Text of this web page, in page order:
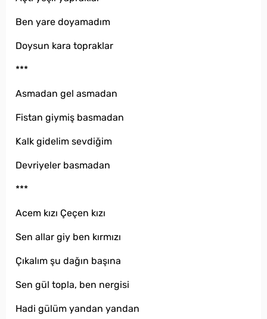
Ben yare doyamadım
Doysun kara topraklar
***
Asmadan gel asmadan
Fistan giymiş basmadan
Kalk gidelim sevdiğim
Devriyeler basmadan
***
Acem kızı Çeçen kızı
Sen allar giy ben kırmızı
Çıkalım şu dağın başına
Sen gül topla, ben nergisi
Hadi gülüm yandan yandan